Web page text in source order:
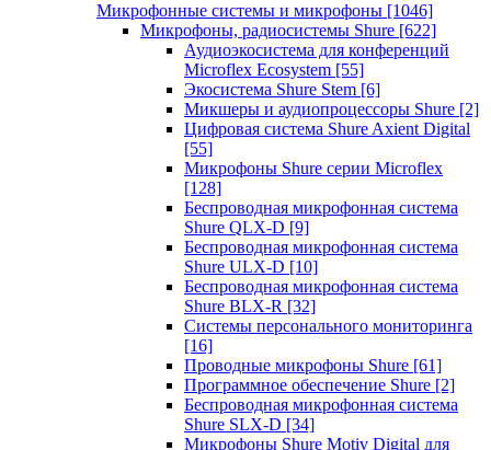
Микрофонные системы и микрофоны [1046]
Микрофоны, радиосистемы Shure [622]
Аудиоэкосистема для конференций
Microflex Ecosystem [55]
Экосистема Shure Stem [6]
Микшеры и аудиопроцессоры Shure [2]
Цифровая система Shure Axient Digital
[55]
Микрофоны Shure серии Microflex
[128]
Беспроводная микрофонная система
Shure QLX-D [9]
Беспроводная микрофонная система
Shure ULX-D [10]
Беспроводная микрофонная система
Shure BLX-R [32]
Системы персонального мониторинга
[16]
Проводные микрофоны Shure [61]
Программное обеспечение Shure [2]
Беспроводная микрофонная система
Shure SLX-D [34]
Микрофоны Shure Motiv Digital для